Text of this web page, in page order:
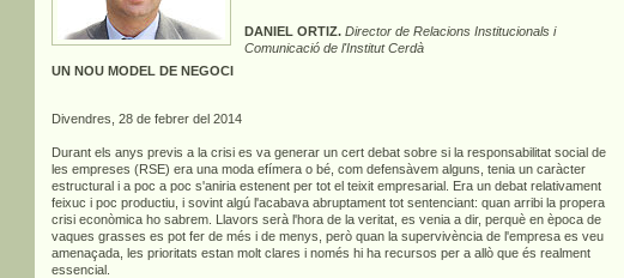
UN NOU MODEL DE NEGOCI
DANIEL ORTIZ.Director de Relacions Institucionals i
Comunicació de l'Institut Cerdà
Divendres, 28 de febrer del 2014
Durant els anys previs a la crisi es va generar un cert debat sobre si la responsabilitat social de
les empreses (RSE) era una moda efímera o bé, com defensàvem alguns, tenia un caràcter
estructural i a poc a poc s'aniria estenent per tot el teixit empresarial. Era un debat relativament
feixuc i poc productiu, i sovint algú l'acabava abruptament tot sentenciant: quan arribi la propera
crisi econòmica ho sabrem. Llavors serà l'hora de la veritat, es venia a dir, perquè en època de
vaques grasses es pot fer de més i de menys, però quan la supervivència de l'empresa es veu
amenaçada, les prioritats estan molt clares i només hi ha recursos per a allò que és realment
essencial.